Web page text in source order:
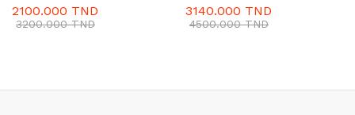
2100.000 TND
3200.000TND
3140.000 TND
4500.000TND